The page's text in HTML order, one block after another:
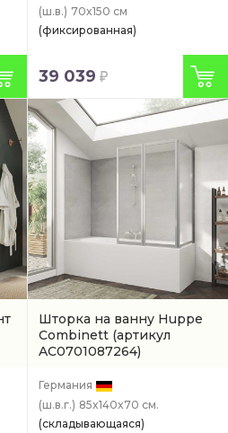
(ш.в.) 70x150 см
(фиксированная)
39 039
Шторка на ванну Huppe
Combinett (артикул
AC0701087264)
Германия
(ш.в.г.) 85x140x70 см.
(складывающаяся)